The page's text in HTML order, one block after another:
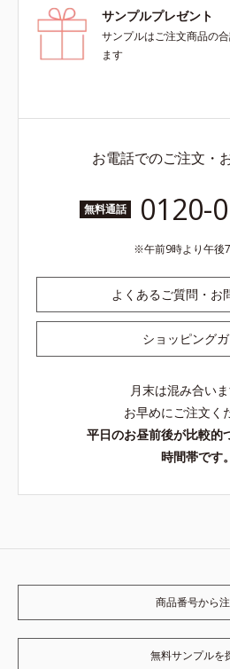
サンプルプレゼント
サンプルはご注文商品の
ます
お電話でのご注文・
無料通話 0120-
午前9時より午後
よくあるご質問・お
ショッピング
月末は混み合い
お早めにご注文く
平日のお昼前後が比較的
時間帯です。
商品番号から
無料サンプルを